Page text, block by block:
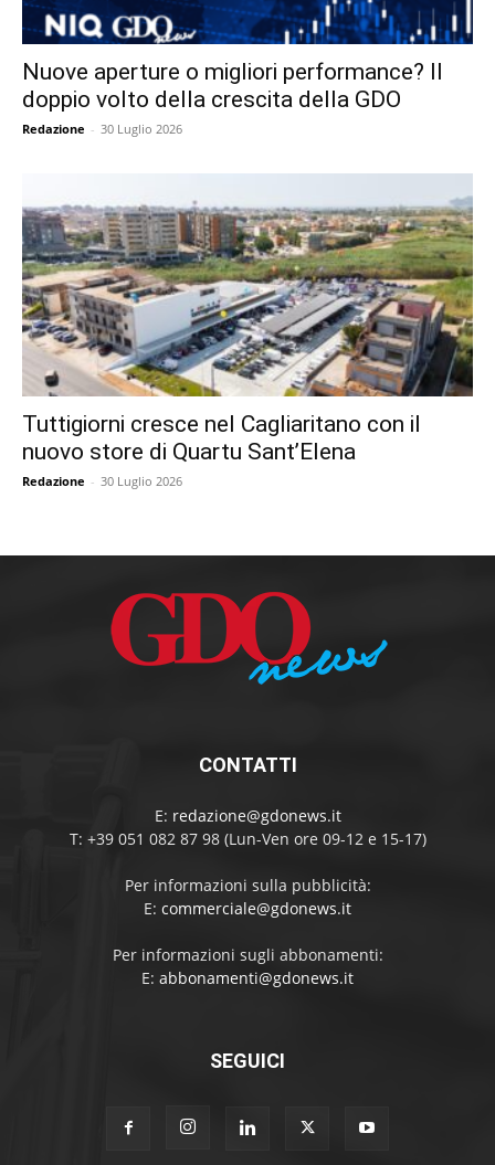
Nuove aperture o migliori performance? Il
doppio volto della crescita della GDO
Redazione - 30 Luglio 2026
Tuttigiorni cresce nel Cagliaritano con il
nuovo store di Quartu Sant’Elena
Redazione - 30 Luglio 2026
CONTATTI
E: redazione@gdonews.it
T: +39 051 082 87 98 (Lun-Ven ore 09-12 e 15-17)
Per informazioni sulla pubblicità:
E: commerciale@gdonews.it
Per informazioni sugli abbonamenti:
E: abbonamenti@gdonews.it
SEGUICI